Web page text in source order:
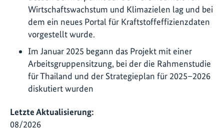
Wirtschaftswachstum und Klimazielen lag und bei
dem ein neues Portal für Kraftstoffeffizienzdaten
vorgestellt wurde.
Im Januar 2025 begann das Projekt mit einer
Arbeitsgruppensitzung, bei der die Rahmenstudie
für Thailand und der Strategieplan für 2025–2026
diskutiert wurden
Letzte Aktualisierung:
08/2026